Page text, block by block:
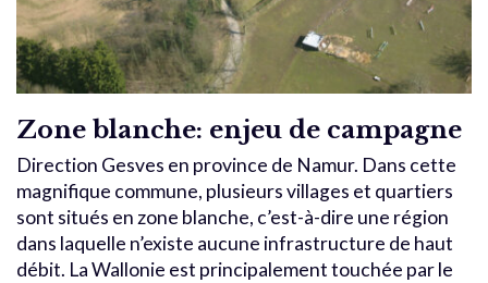
Zone blanche: enjeu de campagne
Direction Gesves en province de Namur. Dans cette
magnifique commune, plusieurs villages et quartiers
sont situés en zone blanche, c’est-à-dire une région
dans laquelle n’existe aucune infrastructure de haut
débit. La Wallonie est principalement touchée par le